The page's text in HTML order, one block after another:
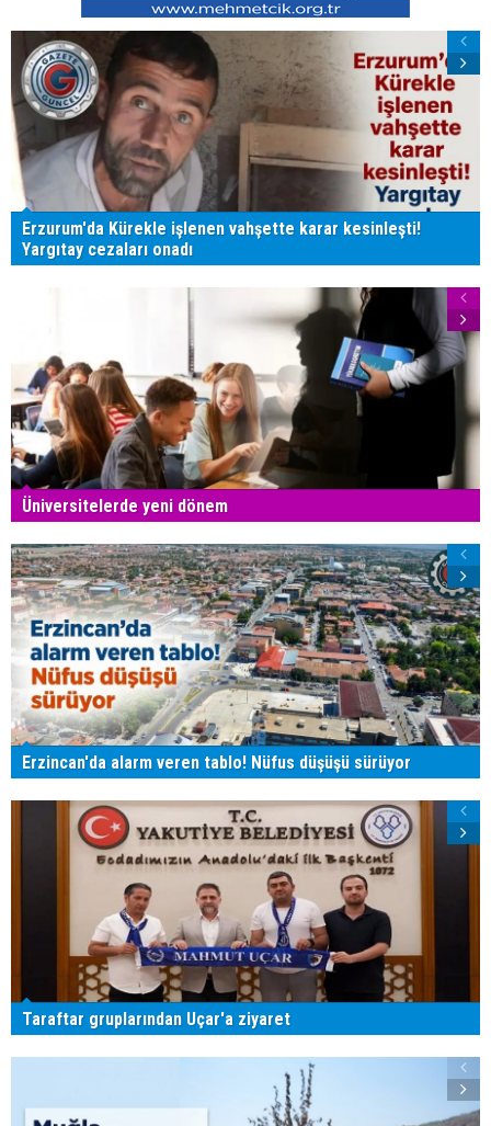
Erzurum'da Kürekle işlenen vahşette karar kesinleşti!
Yargıtay cezaları onadı
Üniversitelerde yeni dönem
Erzincan'da alarm veren tablo! Nüfus düşüşü sürüyor
Taraftar gruplarından Uçar'a ziyaret